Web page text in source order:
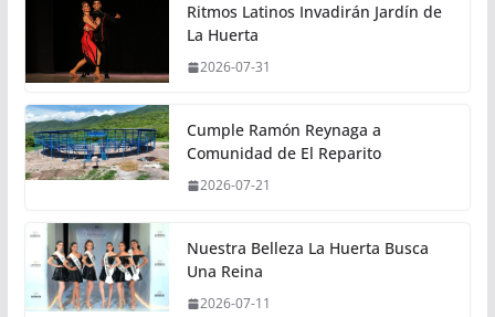
Ritmos Latinos Invadirán Jardín de
La Huerta
2026-07-31
Cumple Ramón Reynaga a
Comunidad de El Reparito
2026-07-21
Nuestra Belleza La Huerta Busca
Una Reina
2026-07-11